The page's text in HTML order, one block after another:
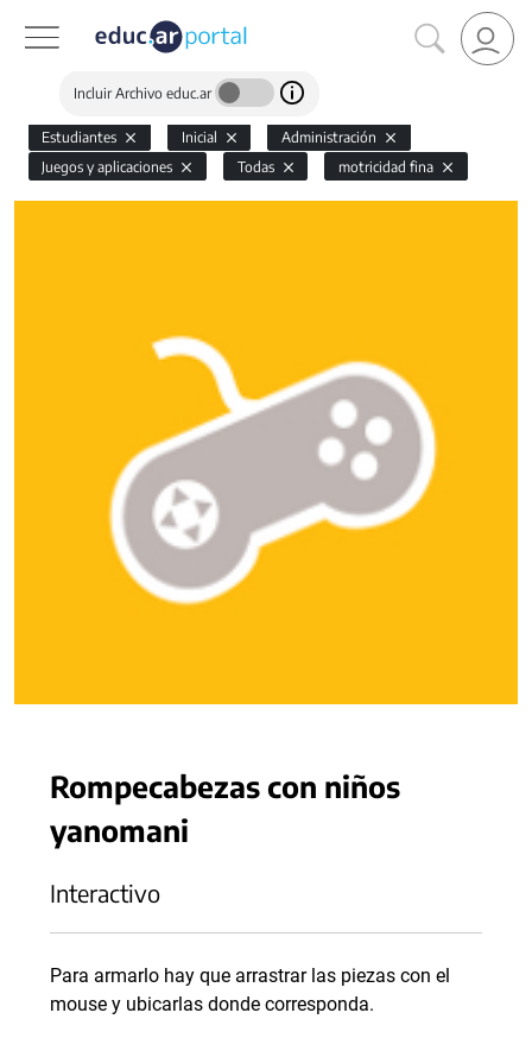
Incluir Archivo educ.ar
Estudiantes Inicial
Administración
Juegos y aplicaciones
Todas motricidad fina
Rompecabezas con niños
yanomani
Interactivo
Para armarlo hay que arrastrar las piezas con el
mouse y ubicarlas donde corresponda.